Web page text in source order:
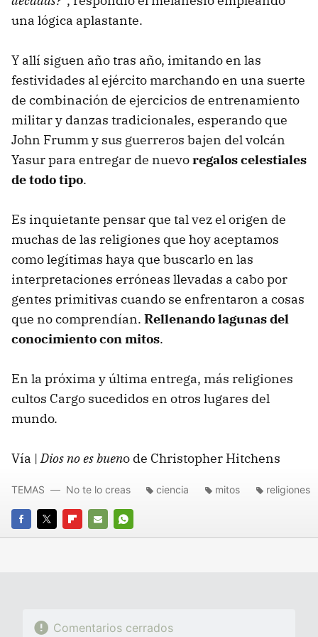
una lógica aplastante.
Y allí siguen año tras año, imitando en las
festividades al ejército marchando en una suerte
de combinación de ejercicios de entrenamiento
militar y danzas tradicionales, esperando que
John Frumm y sus guerreros bajen del volcán
Yasur para entregar de nuevoregalos celestiales
de todo tipo.
Es inquietante pensar que tal vez el origen de
muchas de las religiones que hoy aceptamos
como legítimas haya que buscarlo en las
interpretaciones erróneas llevadas a cabo por
gentes primitivas cuando se enfrentaron a cosas
que no comprendían. Rellenando lagunas del
conocimiento con mitos.
En la próxima y última entrega, más religiones
cultos Cargo sucedidos en otros lugares del
mundo.
Vía |Dios no es bueno de Christopher Hitchens
FACEBOOK
TWITTERFLIPBOARD
E-
WHATSAPP
TEMAS No te lo creas ciencia mitos religiones
Comentarios cerrados